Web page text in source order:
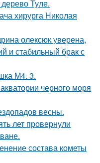
Туле.
хирурга Николая
олексюк уверена,
и стабильный брак с
M4. 3.
черного моря
весны.
лет провернули
состава кометы